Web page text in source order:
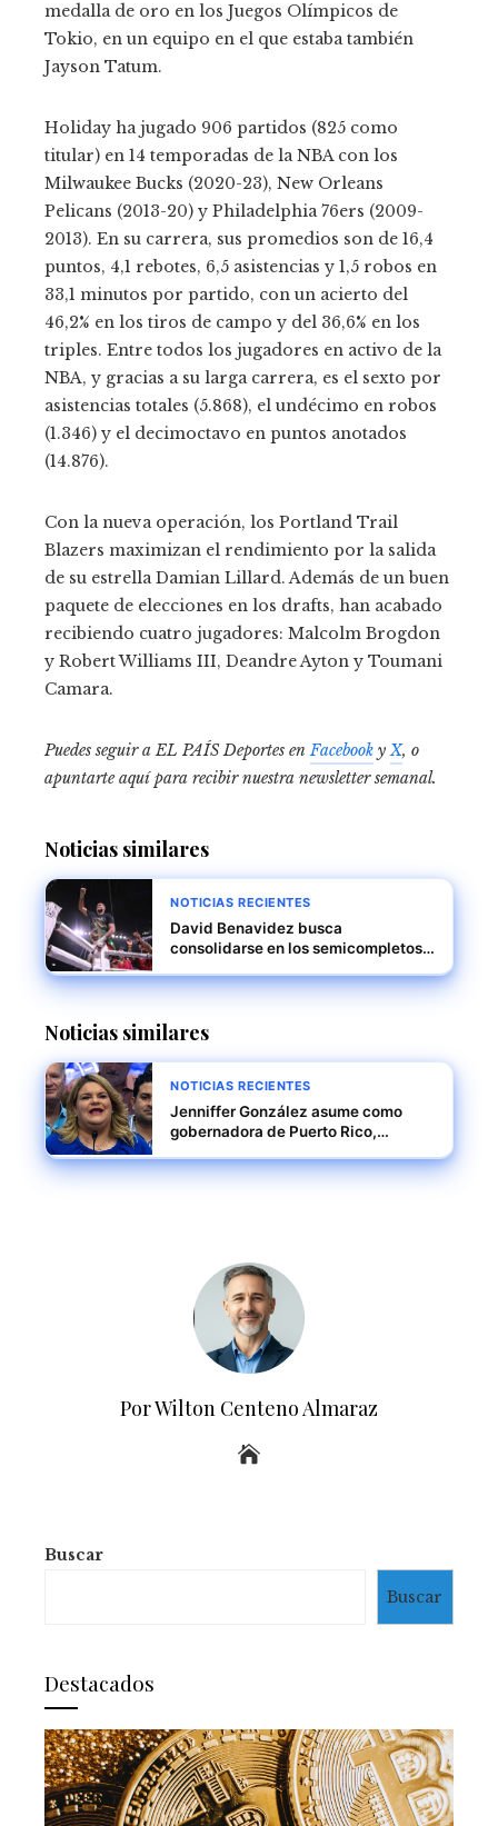
medalla de oro en los Juegos Olímpicos de
Tokio, en un equipo en el que estaba también
Jayson Tatum.
Holiday ha jugado 906 partidos (825 como
titular) en 14 temporadas de la NBA con los
Milwaukee Bucks (2020-23), New Orleans
Pelicans (2013-20) y Philadelphia 76ers (2009-
2013). En su carrera, sus promedios son de 16,4
puntos, 4,1 rebotes, 6,5 asistencias y 1,5 robos en
33,1 minutos por partido, con un acierto del
46,2% en los tiros de campo y del 36,6% en los
triples. Entre todos los jugadores en activo de la
NBA, y gracias a su larga carrera, es el sexto por
asistencias totales (5.868), el undécimo en robos
(1.346) y el decimoctavo en puntos anotados
(14.876).
Con la nueva operación, los Portland Trail
Blazers maximizan el rendimiento por la salida
de su estrella Damian Lillard. Además de un buen
paquete de elecciones en los drafts, han acabado
recibiendo cuatro jugadores: Malcolm Brogdon
y Robert Williams III, Deandre Ayton y Toumani
Camara.
Puedes seguir a EL PAÍS Deportes enFacebook yX, o
apuntarte aquí para recibirnuestra newsletter semanal.
Noticias similares
NOTICIAS RECIENTES
David Benavidez busca
consolidarse en los semicompletos
titular
Noticias similares
NOTICIAS RECIENTES
Jenniffer González asume como
gobernadora de Puerto Rico,
historia política de la isla
Por Wilton Centeno Almaraz
Buscar
Buscar
Destacados